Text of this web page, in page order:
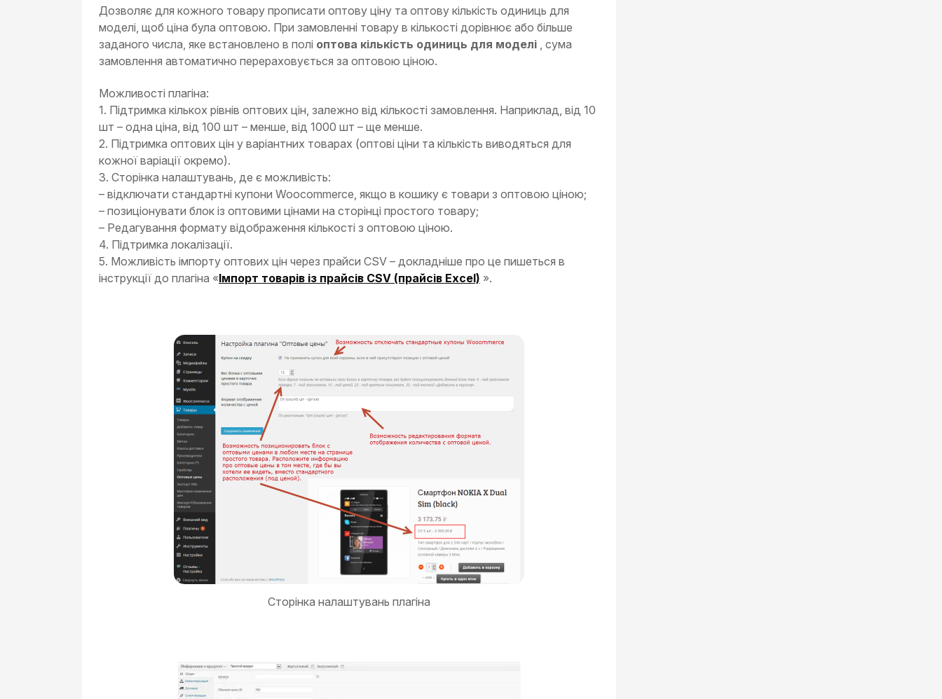
Дозволяє для кожного товару прописати оптову ціну та оптову кількість одиниць для
моделі, щоб ціна була оптовою. При замовленні товару в кількості дорівнює або більше
заданого числа, яке встановлено в полі оптова кількість одиниць для моделі , сума
замовлення автоматично перераховується за оптовою ціною.
Можливості плагіна:
1. Підтримка кількох рівнів оптових цін, залежно від кількості замовлення. Наприклад, від 10
шт – одна ціна, від 100 шт – менше, від 1000 шт – ще менше.
2. Підтримка оптових цін у варіантних товарах (оптові ціни та кількість виводяться для
кожної варіації окремо).
3. Сторінка налаштувань, де є можливість:
– відключати стандартні купони Woocommerce, якщо в кошику є товари з оптовою ціною;
– позиціонувати блок із оптовими цінами на сторінці простого товару;
– Редагування формату відображення кількості з оптовою ціною.
4. Підтримка локалізації.
5. Можливість імпорту оптових цін через прайси CSV – докладніше про це пишеться в
інструкції до плагіна «Імпорт товарів із прайсів CSV (прайсів Excel) ».
Сторінка налаштувань плагіна